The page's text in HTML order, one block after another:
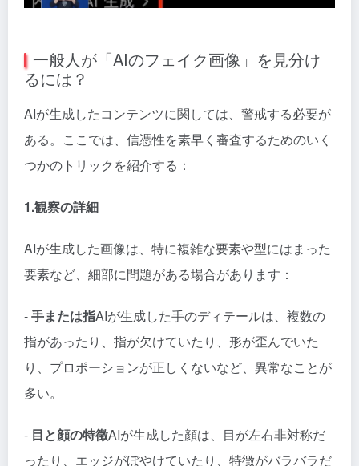
一般人が「AIのフェイク画像」を見分け
るには？
AIが生成したコンテンツに関しては、警戒する必要が
ある。ここでは、信憑性を素早く審査するためのいく
つかのトリックを紹介する：
1.観察の詳細
AIが生成した画像は、特に複雑な要素や型にはまった
要素など、細部に問題がある場合があります：
-手または指AIが生成した手のディテールは、複数の
指があったり、指が欠けていたり、形が歪んでいた
り、プロポーションが正しくないなど、異常なことが
多い。
- 目と顔の特徴AIが生成した顔は、目が左右非対称だ
ったり、エッジがぼやけていたり、特徴がバラバラだ